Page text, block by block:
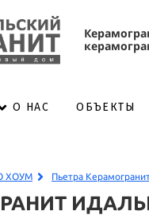
К
О НАС ОБЪЕКТЫ
ХОУМ Пьетра